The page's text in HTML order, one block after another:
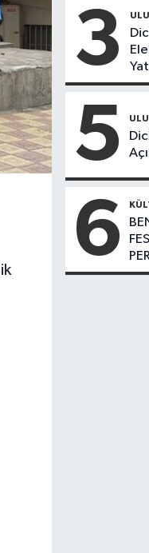
3
5
6